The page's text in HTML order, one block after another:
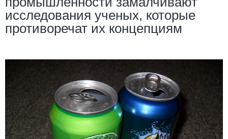
исследования ученых, которые
противоречат их концепциям